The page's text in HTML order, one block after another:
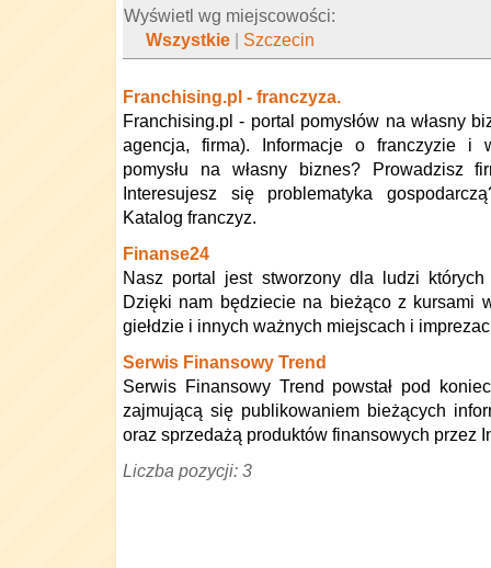
Wyświetl wg miejscowości:
Wszystkie | Szczecin
Franchising.pl - franczyza.
Franchising.pl - portal pomysłów na własny
agencja, firma). Informacje o franczyzie i
pomysłu na własny biznes? Prowadzisz
Interesujesz się problematyka
Katalog franczyz.
Finanse24
Nasz portal jest stworzony dla ludzi
Dzięki nam będziecie na bieżąco z kursami
giełdzie i innych ważnych miejscach i
Serwis Finansowy Trend
Serwis Finansowy Trend powstał pod
zajmującą się publikowaniem bieżących
oraz sprzedażą produktów finansowych przez
Liczba pozycji: 3